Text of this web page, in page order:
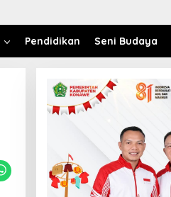
Pendidikan Seni Budaya